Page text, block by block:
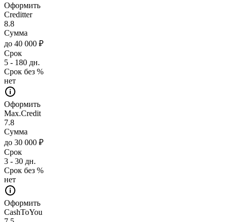
Оформить
Creditter
8.8
Сумма
до 40 000 ₽
Срок
5 - 180 дн.
Срок без %
нет
Оформить
Max.Credit
7.8
Сумма
до 30 000 ₽
Срок
3 - 30 дн.
Срок без %
нет
Оформить
CashToYou